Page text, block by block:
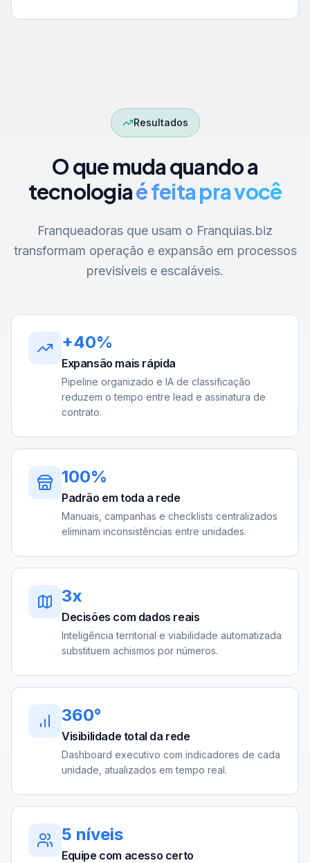
Resultados
O que muda quando a
tecnologiaé feita pra você
Franqueadoras que usam o Franquias.biz
transformam operação e expansão em processos
previsíveis e escaláveis.
+40%
Expansão mais rápida
Pipeline organizado e IA de classificação
reduzem o tempo entre lead e assinatura de
contrato.
100%
Padrão em toda a rede
Manuais, campanhas e checklists centralizados
eliminam inconsistências entre unidades.
3x
Decisões com dados reais
Inteligência territorial e viabilidade automatizada
substituem achismos por números.
360°
Visibilidade total da rede
Dashboard executivo com indicadores de cada
unidade, atualizados em tempo real.
5 níveis
Equipe com acesso certo